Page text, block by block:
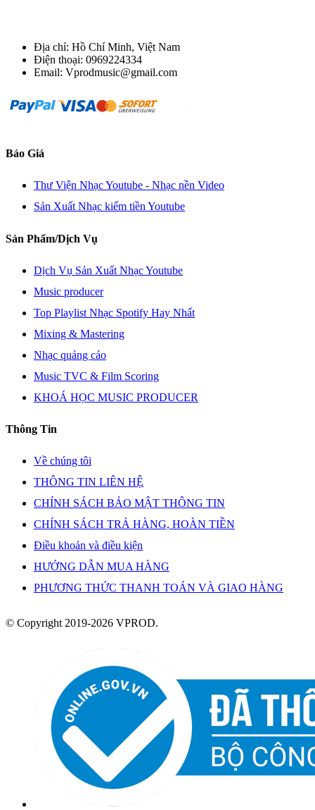
Địa chỉ: Hồ Chí Minh, Việt Nam
Điện thoại: 0969224334
Email: Vprodmusic@gmail.com
Báo Giá
Thư Viện Nhạc Youtube - Nhạc nền Video
Sản Xuất Nhạc kiếm tiền Youtube
Sản Phẩm/Dịch Vụ
Dịch Vụ Sản Xuất Nhạc Youtube
Music producer
Top Playlist Nhạc Spotify Hay Nhất
Mixing & Mastering
Nhạc quảng cáo
Music TVC & Film Scoring
KHOÁ HỌC MUSIC PRODUCER
Thông Tin
Về chúng tôi
THÔNG TIN LIÊN HỆ
CHÍNH SÁCH BẢO MẬT THÔNG TIN
CHÍNH SÁCH TRẢ HÀNG, HOÀN TIỀN
Điều khoản và điều kiện
HƯỚNG DẪN MUA HÀNG
PHƯƠNG THỨC THANH TOÁN VÀ GIAO HÀNG
© Copyright 2019-2026 VPROD.